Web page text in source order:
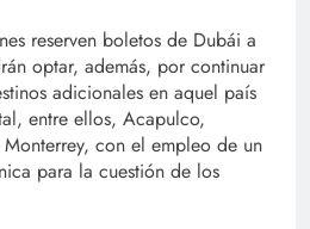
reserven boletos de Dubái a
optar, además, por continuar
adicionales en aquel país
entre ellos, Acapulco,
con el empleo de un
para la cuestión de los